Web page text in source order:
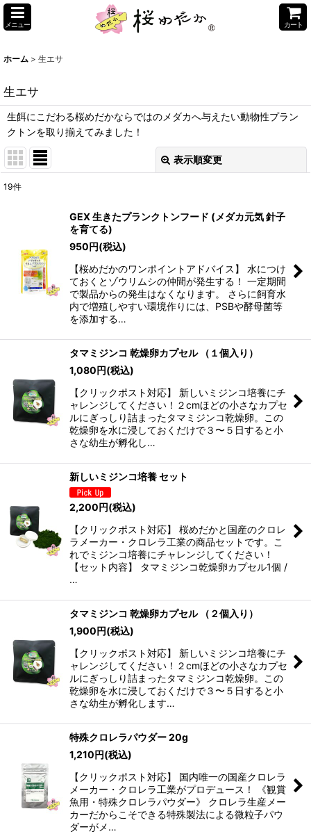
メニュー カート
ホーム > 生エサ
生エサ
生餌にこだわる桜めだかならではのメダカへ与えたい動物性プラン
クトンを取り揃えてみました！
表示順変更
並び順:
絞り込む
19件
GEX 生きたプランクトンフード (メダカ元気 針子
を育てる)
950円(税込)
【桜めだかのワンポイントアドバイス】 水につけ
ておくとゾウリムシの仲間が発生する！ 一定期間
で製品からの発生はなくなります。 さらに飼育水
内で増殖しやすい環境作りには、PSBや酵母菌等
を添加する…
タマミジンコ 乾燥卵カプセル （１個入り）
1,080円(税込)
【クリックポスト対応】 新しいミジンコ培養にチ
ャレンジしてください！２cmほどの小さなカプセ
ルにぎっしり詰まったタマミジンコ乾燥卵。この
乾燥卵を水に浸しておくだけで３〜５日すると小
さな幼生が孵化し…
新しいミジンコ培養 セット
2,200円(税込)
【クリックポスト対応】 桜めだかと国産のクロレ
ラメーカー・クロレラ工業の商品セットです。こ
れでミジンコ培養にチャレンジしてください！
【セット内容】 タマミジンコ乾燥卵カプセル1個 /
…
タマミジンコ 乾燥卵カプセル （２個入り）
1,900円(税込)
【クリックポスト対応】 新しいミジンコ培養にチ
ャレンジしてください！２cmほどの小さなカプセ
ルにぎっしり詰まったタマミジンコ乾燥卵。この
乾燥卵を水に浸しておくだけで３〜５日すると小
さな幼生が孵化します…
特殊クロレラパウダー 20g
1,210円(税込)
【クリックポスト対応】 国内唯一の国産クロレラ
メーカー・クロレラ工業がプロデュース！ 《観賞
魚用・特殊クロレラパウダー》 クロレラ生産メー
カーだからこそできる特殊製法による微粒子パウ
ダーがメ…